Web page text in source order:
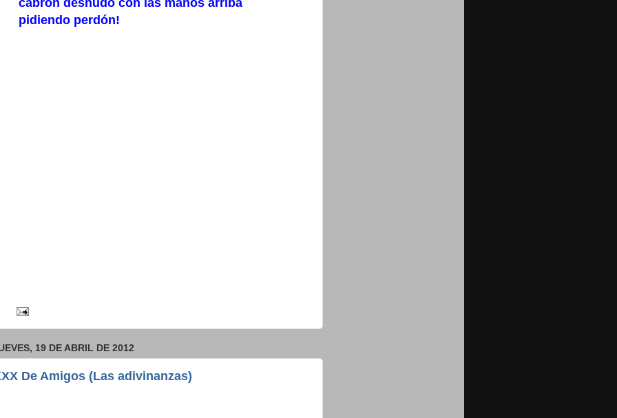
pidiendo perdón!
19 DE ABRIL DE 2012
De Amigos (Las adivinanzas)